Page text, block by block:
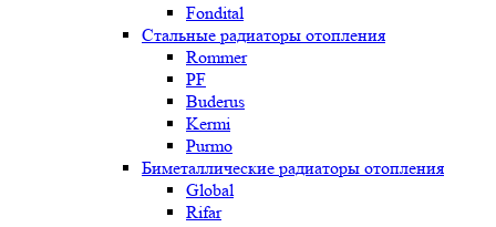
Fondital
Стальные радиаторы отопления
Rommer
PF
Buderus
Kermi
Purmo
Биметаллические радиаторы отопления
Global
Rifar